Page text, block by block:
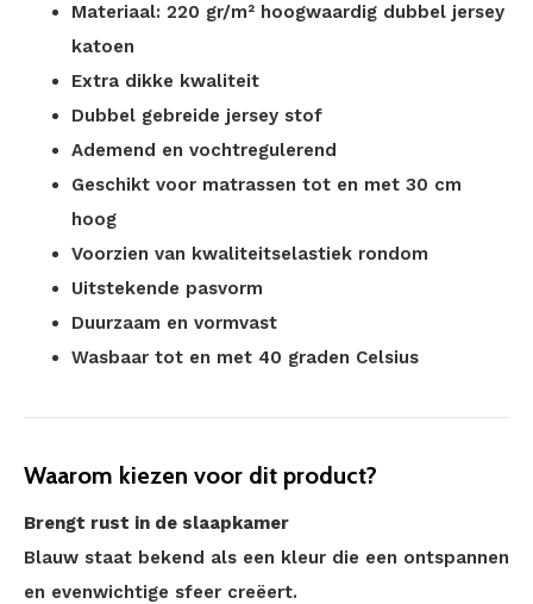
Materiaal: 220 gr/m² hoogwaardig dubbel jersey
katoen
Extra dikke kwaliteit
Dubbel gebreide jersey stof
Ademend en vochtregulerend
Geschikt voor matrassen tot en met 30 cm
hoog
Voorzien van kwaliteitselastiek rondom
Uitstekende pasvorm
Duurzaam en vormvast
Wasbaar tot en met 40 graden Celsius
Waarom kiezen voor dit product?
Brengt rust in de slaapkamer
Blauw staat bekend als een kleur die een ontspannen
en evenwichtige sfeer creëert.